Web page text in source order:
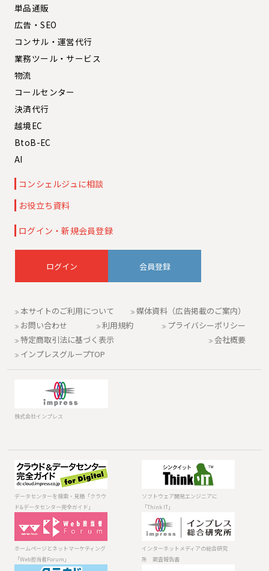
単品通販
広告・SEO
コンサル・運営代行
業務ツール・サービス
物流
コールセンター
決済代行
越境EC
BtoB-EC
AI
コンシェルジュに相談
お役立ち資料
ログイン・新規会員登録
会員登録
本サイトのご利用について
媒体資料（広告掲載のご案内）
お問い合わせ
利用規約
プライバシーポリシー
特定商取引法に基づく表示
会社概要
インプレスグループTOP
株式会社インプレス
データセンター
を検索・見積
「クラウド&デー
タセンター完全
ソフトウェア開
発エンジニアに
「Think IT」
ホームページと
ネットマーケテ
ィング「Web担
当者Forum」
インターネット
メディアの総合
研究所 調査報
データセンターを検索・見積「クラウ
ド&データセンター完全ガイド」
ソフトウェア開発エンジニアに
「Think IT」
ホームページとネットマーケティング
「Web担当者Forum」
インターネットメディアの総合研究
所 調査報告書